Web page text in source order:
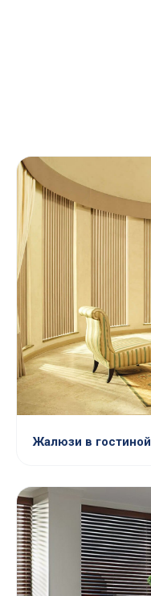
Жалюзи в гостиной